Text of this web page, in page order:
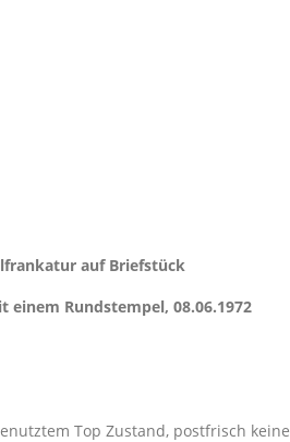
auf Briefstück
08.06.1972
Top Zustand, postfrisch keine